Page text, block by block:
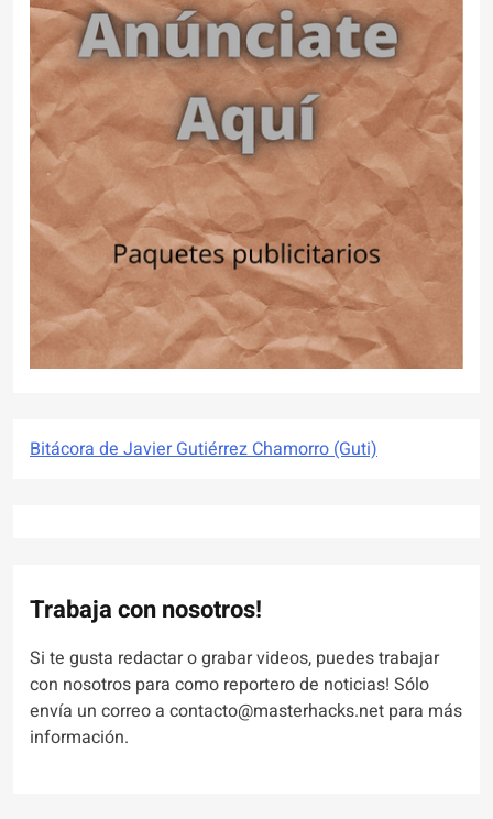
Bitácora de Javier Gutiérrez Chamorro (Guti)
Trabaja con nosotros!
Si te gusta redactar o grabar videos, puedes trabajar
con nosotros para como reportero de noticias! Sólo
envía un correo a contacto@masterhacks.net para más
información.